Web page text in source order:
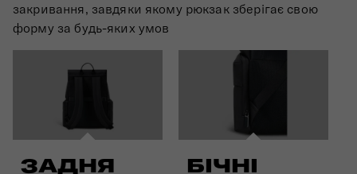
закривання, завдяки якому рюкзак зберігає свою
форму за будь-яких умов
ЗАДНЯ
БІЧНІ